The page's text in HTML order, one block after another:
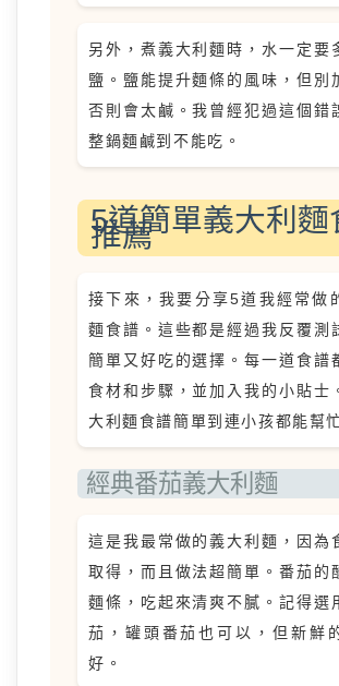
另外，煮義大利麵時，水一定要
鹽。鹽能提升麵條的風味，但別
否則會太鹹。我曾經犯過這個錯
整鍋麵鹹到不能吃。
5道簡單義大利麵
推薦
接下來，我要分享5道我經常做
麵食譜。這些都是經過我反覆測
簡單又好吃的選擇。每一道食譜
食材和步驟，並加入我的小貼士
大利麵食譜簡單到連小孩都能幫
經典番茄義大利麵
這是我最常做的義大利麵，因為
取得，而且做法超簡單。番茄的
麵條，吃起來清爽不膩。記得選
茄，罐頭番茄也可以，但新鮮
好。